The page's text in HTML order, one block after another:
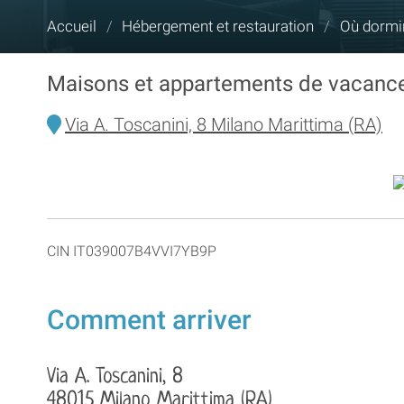
Vous
Accueil / Hébergement et restauration / Où
Maisons et appartements de
Via A. Toscanini, 8 Milano Marittima (RA)
CIN IT039007B4VVI7YB9P
Comment arriver
Via A. Toscanini, 8